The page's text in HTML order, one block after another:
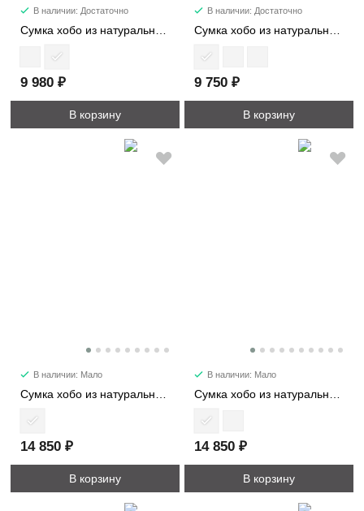
В наличии: Достаточно
9 980 ₽
В корзину
В наличии: Достаточно
9 750 ₽
В корзину
В наличии: Мало
Сумка хобо из натуральной замши 3224-1
14 850 ₽
В корзину
В наличии: Мало
Сумка хобо из натуральной кожи 3224
14 850 ₽
В корзину